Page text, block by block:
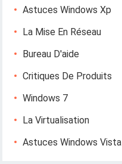
Astuces Windows Xp
La Mise En Réseau
Bureau D'aide
Critiques De Produits
Windows 7
La Virtualisation
Astuces Windows Vista